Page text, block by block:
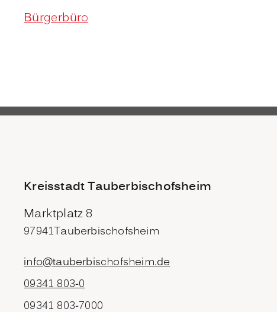
Bürgerbüro
Kreisstadt Tauberbischofsheim
Marktplatz 8
97941Tauberbischofsheim
info@tauberbischofsheim.de
09341 803-0
09341 803-7000